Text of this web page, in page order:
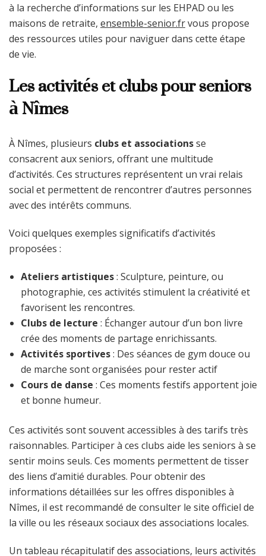
à la recherche d’informations sur les EHPAD ou les
maisons de retraite, ensemble-senior.frvous propose
des ressources utiles pour naviguer dans cette étape
de vie.
Les activités et clubs pour seniors
à Nîmes
À Nîmes, plusieurs clubs et associationsse
consacrent aux seniors, offrant une multitude
d’activités. Ces structures représentent un vrai relais
social et permettent de rencontrer d’autres personnes
avec des intérêts communs.
Voici quelques exemples significatifs d’activités
proposées :
Ateliers artistiques: Sculpture, peinture, ou
photographie, ces activités stimulent la créativité et
favorisent les rencontres.
Clubs de lecture : Échanger autour d’un bon livre
crée des moments de partage enrichissants.
Activités sportives: Des séances de gym douce ou
de marche sont organisées pour rester actif
Cours de danse : Ces moments festifs apportent joie
et bonne humeur.
Ces activités sont souvent accessibles à des tarifs très
raisonnables. Participer à ces clubs aide les seniors à se
sentir moins seuls. Ces moments permettent de tisser
des liens d’amitié durables. Pour obtenir des
informations détaillées sur les offres disponibles à
Nîmes, il est recommandé de consulter le site officiel de
la ville ou les réseaux sociaux des associations locales.
Un tableau récapitulatif des associations, leurs activités